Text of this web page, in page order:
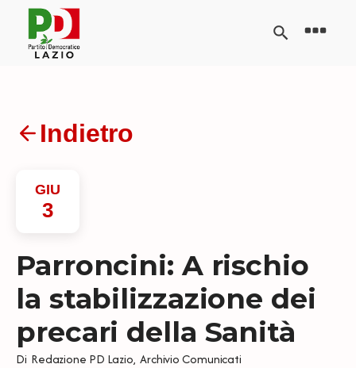
Indietro
GIU
3
Parroncini: A rischio
la stabilizzazione dei
precari della Sanità
Di Redazione PD Lazio, Archivio Comunicati